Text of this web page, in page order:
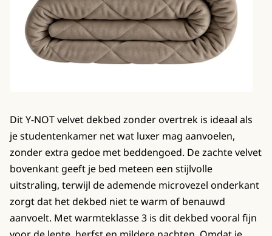
Dit Y-NOT velvet dekbed zonder overtrek is ideaal als
je studentenkamer net wat luxer mag aanvoelen,
zonder extra gedoe met beddengoed. De zachte velvet
bovenkant geeft je bed meteen een stijlvolle
uitstraling, terwijl de ademende microvezel onderkant
zorgt dat het dekbed niet te warm of benauwd
aanvoelt. Met warmteklasse 3 is dit dekbed vooral fijn